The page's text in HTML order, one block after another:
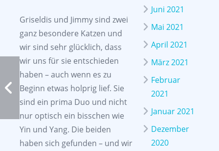
Griseldis und Jimmy sind zwei
ganz besondere Katzen und
wir sind sehr glücklich, dass
wir uns für sie entschieden
haben – auch wenn es zu
Beginn etwas holprig lief. Sie
sind ein prima Duo und nicht
nur optisch ein bisschen wie
Yin und Yang. Die beiden
haben sich gefunden – und wir
Juni 2021
Mai 2021
April 2021
März 2021
Februar
2021
Januar 2021
Dezember
2020